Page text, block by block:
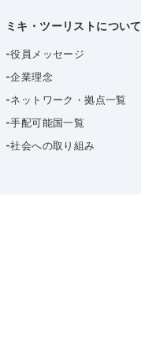
ミキ・ツーリストについて
役員メッセージ
企業理念
ネットワーク・拠点一覧
手配可能国一覧
社会への取り組み